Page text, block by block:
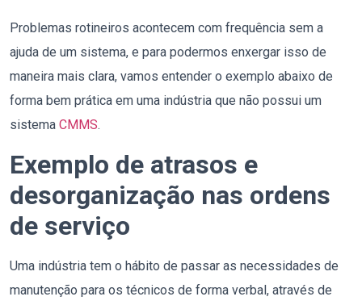
Problemas rotineiros acontecem com frequência sem a
ajuda de um sistema, e para podermos enxergar isso de
maneira mais clara, vamos entender o exemplo abaixo de
forma bem prática em uma indústria que não possui um
sistema CMMS.
Exemplo de atrasos e
desorganização nas ordens
de serviço
Uma indústria tem o hábito de passar as necessidades de
manutenção para os técnicos de forma verbal, através de